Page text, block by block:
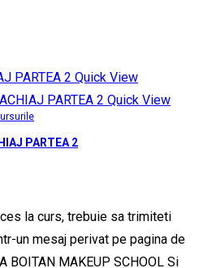
Quick View
Quick View
PARTEA 2
la curs, trebuie sa trimiteti
un mesaj perivat pe pagina de
BOITAN MAKEUP SCHOOL Si